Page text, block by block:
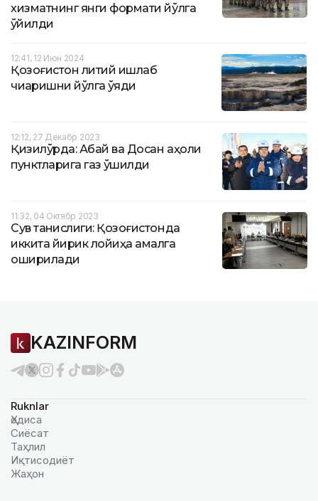
хизматнинг янги формати йўлга
қўйилди
12:41, 12 Июн 2024
Қозоғистон литий ишлаб
чиқаришни йўлга қўяди
12:12, 27 Декабр 2023
Қизилўрда: Абай ва Досан аҳоли
пунктларига газ қўшилди
11:32, 04 Октябр 2023
Сув танқислиги: Қозоғистонда
иккита йирик лойиҳа амалга
оширилади
KAZINFORM
Ruknlar
Ҳодиса
Сиёсат
Таҳлил
Иқтисодиёт
Жаҳон